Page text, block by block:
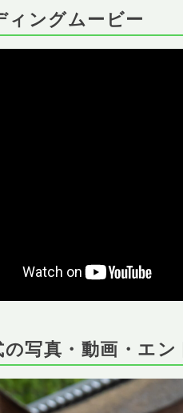
ィングムービー
写真・動画・エ